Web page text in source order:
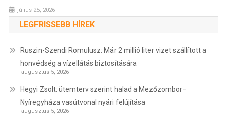
július 25, 2026
LEGFRISSEBB HÍREK
Ruszin-Szendi Romulusz: Már 2 millió liter vizet szállított a
honvédség a vízellátás biztosítására
augusztus 5, 2026
Hegyi Zsolt: ütemterv szerint halad a Mezőzombor–
Nyíregyháza vasútvonal nyári felújítása
augusztus 5, 2026